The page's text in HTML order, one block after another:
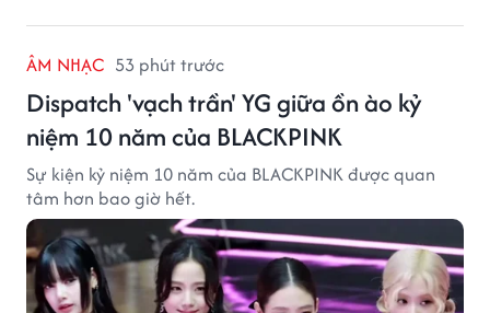
ÂM NHẠC 53 phút trước
Dispatch 'vạch trần' YG giữa ồn ào kỷ
niệm 10 năm của BLACKPINK
Sự kiện kỷ niệm 10 năm của BLACKPINK được quan
tâm hơn bao giờ hết.